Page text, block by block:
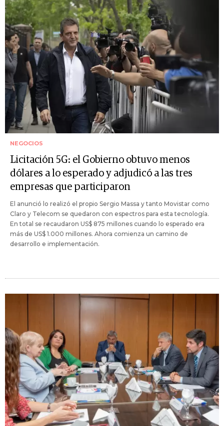
NEGOCIOS
Licitación 5G: el Gobierno obtuvo menos
dólares a lo esperado y adjudicó a las tres
empresas que participaron
El anunció lo realizó el propio Sergio Massa y tanto Movistar como
Claro y Telecom se quedaron con espectros para esta tecnología.
En total se recaudaron US$ 875 millones cuando lo esperado era
más de US$ 1.000 millones. Ahora comienza un camino de
desarrollo e implementación.